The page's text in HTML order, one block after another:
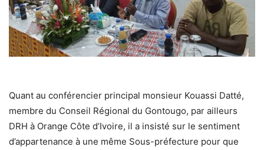
Quant au conférencier principal monsieur Kouassi Datté,
membre du Conseil Régional du Gontougo, par ailleurs
DRH à Orange Côte d’Ivoire, il a insisté sur le sentiment
d’appartenance à une même Sous-préfecture pour que